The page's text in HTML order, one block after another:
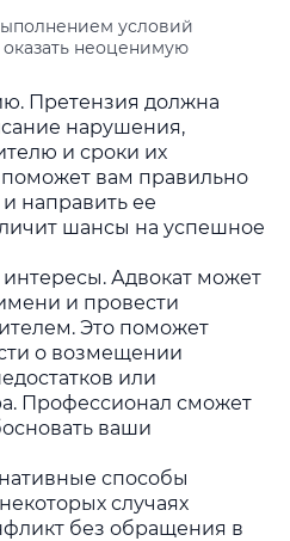
условий
неоценимую
Претензия должна
нарушения,
и сроки их
вам правильно
направить ее
шансы на успешное
Адвокат может
и провести
Это поможет
о возмещении
или
Профессионал сможет
ваши
способы
случаях
без обращения в